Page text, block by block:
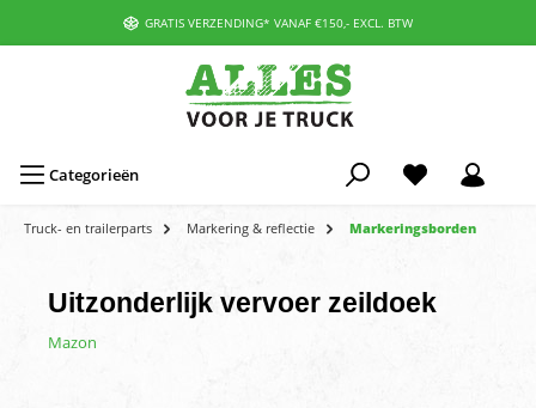
GRATIS VERZENDING* VANAF €150,- EXCL. BTW
Categorieën
Truck- en trailerparts Markering & reflectie Markeringsborden
Uitzonderlijk vervoer zeildoek
Mazon